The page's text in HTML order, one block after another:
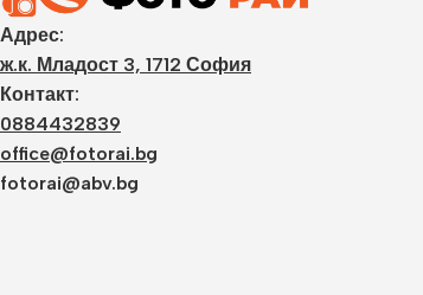
Адрес:
ж.к. Младост 3, 1712 София
Контакт:
0884432839
office@fotorai.bg
fotorai@abv.bg